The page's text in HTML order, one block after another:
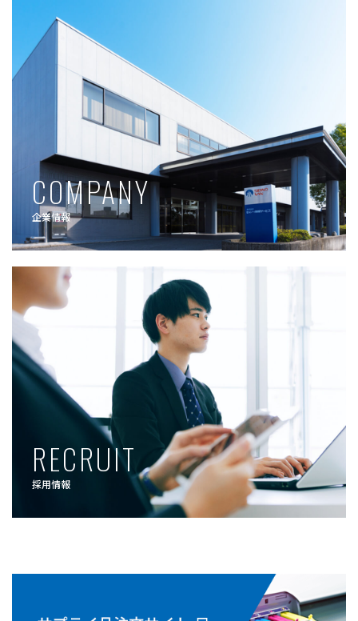
COMPANY
企業情報
RECRUIT
採用情報